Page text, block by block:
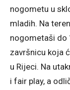
nogometu u
mladih. Na
nogometaši do
završnicu koja
u Rijeci. Na
i fair play, a